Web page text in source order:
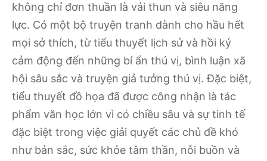
không chỉ đơn thuần là vải thun và siêu năng
lực. Có một bộ truyện tranh dành cho hầu hết
mọi sở thích, từ tiểu thuyết lịch sử và hồi ký
cảm động đến những bí ẩn thú vị, bình luận xã
hội sâu sắc và truyện giả tưởng thú vị. Đặc biệt,
tiểu thuyết đồ họa đã được công nhận là tác
phẩm văn học lớn vì có chiều sâu và sự tinh tế
đặc biệt trong việc giải quyết các chủ đề khó
như bản sắc, sức khỏe tâm thần, nỗi buồn và